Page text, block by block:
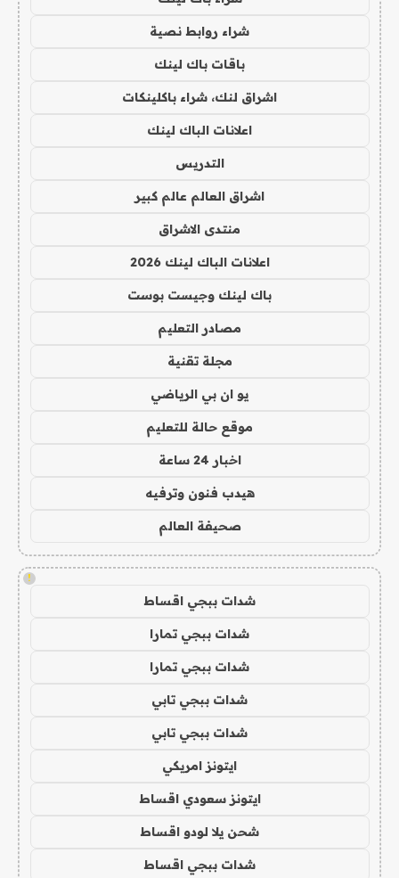
شراء روابط نصية
باقات باك لينك
اشراق لنك، شراء باكلينكات
اعلانات الباك لينك
التدريس
اشراق العالم عالم كبير
منتدى الاشراق
اعلانات الباك لينك 2026
باك لينك وجيست بوست
مصادر التعليم
مجلة تقنية
يو ان بي الرياضي
موقع حالة للتعليم
اخبار 24 ساعة
هيدب فنون وترفيه
صحيفة العالم
!
شدات ببجي اقساط
شدات ببجي تمارا
شدات ببجي تمارا
شدات ببجي تابي
شدات ببجي تابي
ايتونز امريكي
ايتونز سعودي اقساط
شحن يلا لودو اقساط
شدات ببجي اقساط